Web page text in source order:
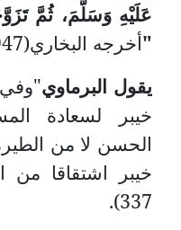
عَلَيْهِ وَسَلَّمَ، ثُمَّ
"أخرجه البخاري(4200،947).
يقول البرماوي"وفي
خيبر لسعادة
الحسن لا من
337).